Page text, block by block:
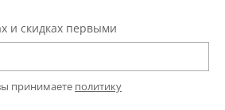
и скидках первыми
принимаете политику